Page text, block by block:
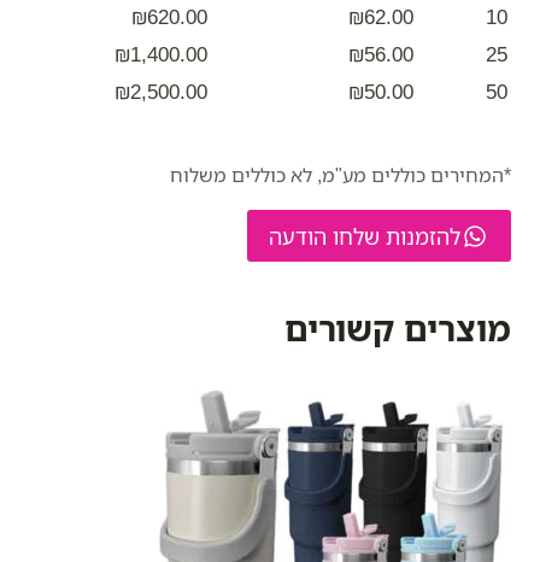
10
₪62.00
₪620.00
25
₪56.00
₪1,400.00
50
₪50.00
₪2,500.00
*המחירים כוללים מע"מ, לא כוללים משלוח
להזמנות שלחו הודעה
מוצרים קשורים